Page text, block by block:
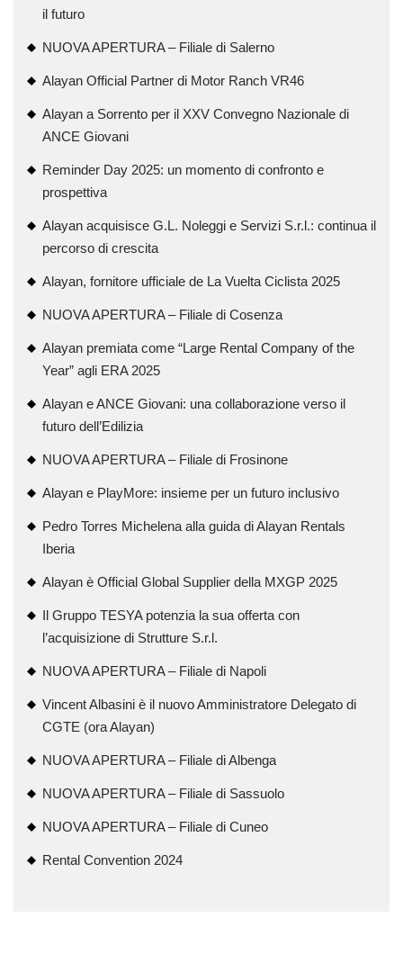
il futuro
NUOVA APERTURA – Filiale di Salerno
Alayan Official Partner di Motor Ranch VR46
Alayan a Sorrento per il XXV Convegno Nazionale di
ANCE Giovani
Reminder Day 2025: un momento di confronto e
prospettiva
Alayan acquisisce G.L. Noleggi e Servizi S.r.l.: continua il
percorso di crescita
Alayan, fornitore ufficiale de La Vuelta Ciclista 2025
NUOVA APERTURA – Filiale di Cosenza
Alayan premiata come “Large Rental Company of the
Year” agli ERA 2025
Alayan e ANCE Giovani: una collaborazione verso il
futuro dell’Edilizia
NUOVA APERTURA – Filiale di Frosinone
Alayan e PlayMore: insieme per un futuro inclusivo
Pedro Torres Michelena alla guida di Alayan Rentals
Iberia
Alayan è Official Global Supplier della MXGP 2025
Il Gruppo TESYA potenzia la sua offerta con
l’acquisizione di Strutture S.r.l.
NUOVA APERTURA – Filiale di Napoli
Vincent Albasini è il nuovo Amministratore Delegato di
CGTE (ora Alayan)
NUOVA APERTURA – Filiale di Albenga
NUOVA APERTURA – Filiale di Sassuolo
NUOVA APERTURA – Filiale di Cuneo
Rental Convention 2024